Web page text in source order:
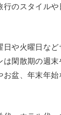
のスタイル
日や火曜日な
閑散期の週
盆、年末年